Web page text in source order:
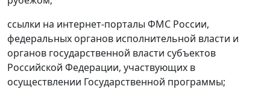
ссылки на интернет-порталы ФМС России,
федеральных органов исполнительной власти и
органов государственной власти субъектов
Российской Федерации, участвующих в
осуществлении Государственной программы;